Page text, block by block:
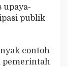
upaya-
publik
contoh
pemerintah